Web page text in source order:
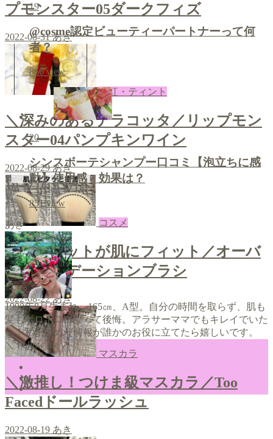
プモンスター05ダークフィズ
2022-08-31 あき
口紅・ティント
＼深みのあるテラコッタ／リップモン
スター04パンプキンワイン
2022-08-29 あき
コスメ
＼斜めカットが肌にフィット／オーバ
ルファンデーションブラシ
2022-08-22 あき
マスカラ
＼激推し！つけま級マスカラ／Too
Facedドールラッシュ
2022-08-19 あき
19
@cosme認定ビューティーパートナーって何
者？
866view
20
シンスボーテシャンプー口コミ【泡立ちに感
動】使用感・効果は？
851view
あき
1990年8月生まれ、165㎝、A型。自分の時間を取らず、肌も
髪もボロボロになって後悔。アラサーママでもキレイでいた
い！私が集めた情報が誰かのお役に立てたら嬉しいです。
＼ Follow me ／